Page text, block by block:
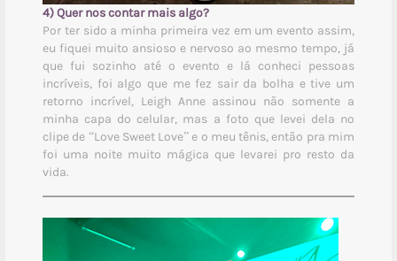
4) Quer nos contar mais algo?
Por ter sido a minha primeira vez em um evento assim,
eu fiquei muito ansioso e nervoso ao mesmo tempo, já
que fui sozinho até o evento e lá conheci pessoas
incríveis, foi algo que me fez sair da bolha e tive um
retorno incrível, Leigh Anne assinou não somente a
minha capa do celular, mas a foto que levei dela no
clipe de “Love Sweet Love” e o meu tênis, então pra mim
foi uma noite muito mágica que levarei pro resto da
vida.